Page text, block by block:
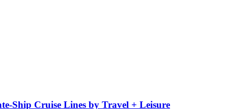
Ship Cruise Lines by Travel + Leisure